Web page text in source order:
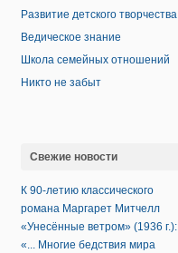
Развитие детского творчества
Ведическое знание
Школа семейных отношений
Никто не забыт
Свежие новости
К 90-летию классического
романа Маргарет Митчелл
«Унесённые ветром» (1936 г.):
«... Многие бедствия мира